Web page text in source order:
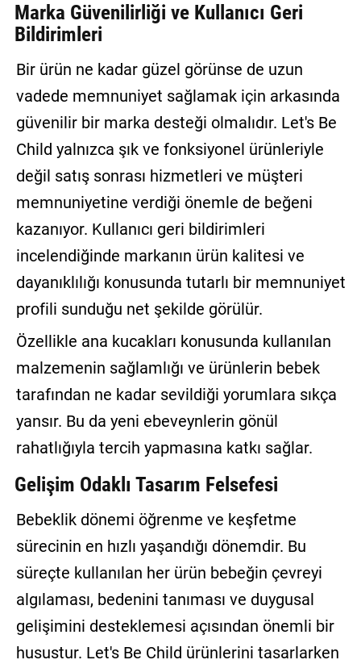
Marka Güvenilirliği ve Kullanıcı Geri
Bildirimleri
Bir ürün ne kadar güzel görünse de uzun
vadede memnuniyet sağlamak için arkasında
güvenilir bir marka desteği olmalıdır. Let's Be
Child yalnızca şık ve fonksiyonel ürünleriyle
değil satış sonrası hizmetleri ve müşteri
memnuniyetine verdiği önemle de beğeni
kazanıyor. Kullanıcı geri bildirimleri
incelendiğinde markanın ürün kalitesi ve
dayanıklılığı konusunda tutarlı bir memnuniyet
profili sunduğu net şekilde görülür.
Özellikle ana kucakları konusunda kullanılan
malzemenin sağlamlığı ve ürünlerin bebek
tarafından ne kadar sevildiği yorumlara sıkça
yansır. Bu da yeni ebeveynlerin gönül
rahatlığıyla tercih yapmasına katkı sağlar.
Gelişim Odaklı Tasarım Felsefesi
Bebeklik dönemi öğrenme ve keşfetme
sürecinin en hızlı yaşandığı dönemdir. Bu
süreçte kullanılan her ürün bebeğin çevreyi
algılaması, bedenini tanıması ve duygusal
gelişimini desteklemesi açısından önemli bir
husustur. Let's Be Child ürünlerini tasarlarken